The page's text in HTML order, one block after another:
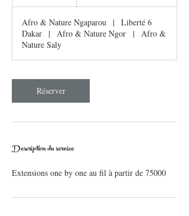
Afro & Nature Ngaparou |
Liberté 6
Dakar
| Afro & Nature Ngor |
Afro &
Nature Saly
Réserver
Description du service
Extensions one by one au fil à partir de 75000